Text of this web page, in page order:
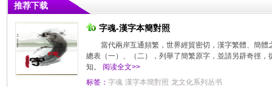
推荐下载
字魂-漢字本簡對照
當代兩岸互通頻繁，世界經貿密切，漢字繁體、簡
總表（一）、（二），列舉了簡繁原字，並請另辟奇徑
知。 阅读全文>>
标签： 字魂 漢字本簡對照 龙文化系列丛书